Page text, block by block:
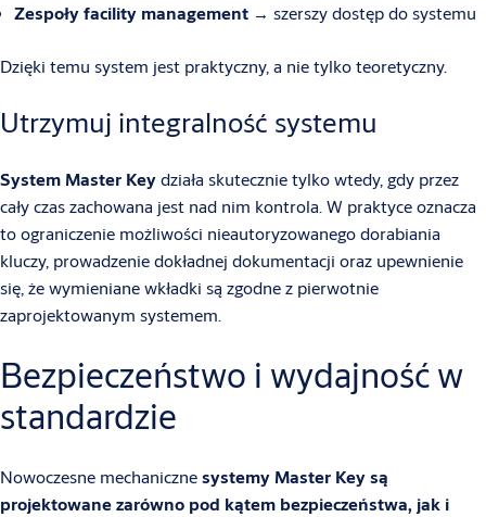
Zespoły facility management → szerszy dostęp do systemu
Dzięki temu system jest praktyczny, a nie tylko teoretyczny.
Utrzymuj integralność systemu
System Master Keydziała skutecznie tylko wtedy, gdy przez
cały czas zachowana jest nad nim kontrola. W praktyce oznacza
to ograniczenie możliwości nieautoryzowanego dorabiania
kluczy, prowadzenie dokładnej dokumentacji oraz upewnienie
się, że wymieniane wkładki są zgodne z pierwotnie
zaprojektowanym systemem.
Bezpieczeństwo i wydajność w
standardzie
Nowoczesne mechanicznesystemy Master Key są
projektowane zarówno pod kątem bezpieczeństwa, jak i